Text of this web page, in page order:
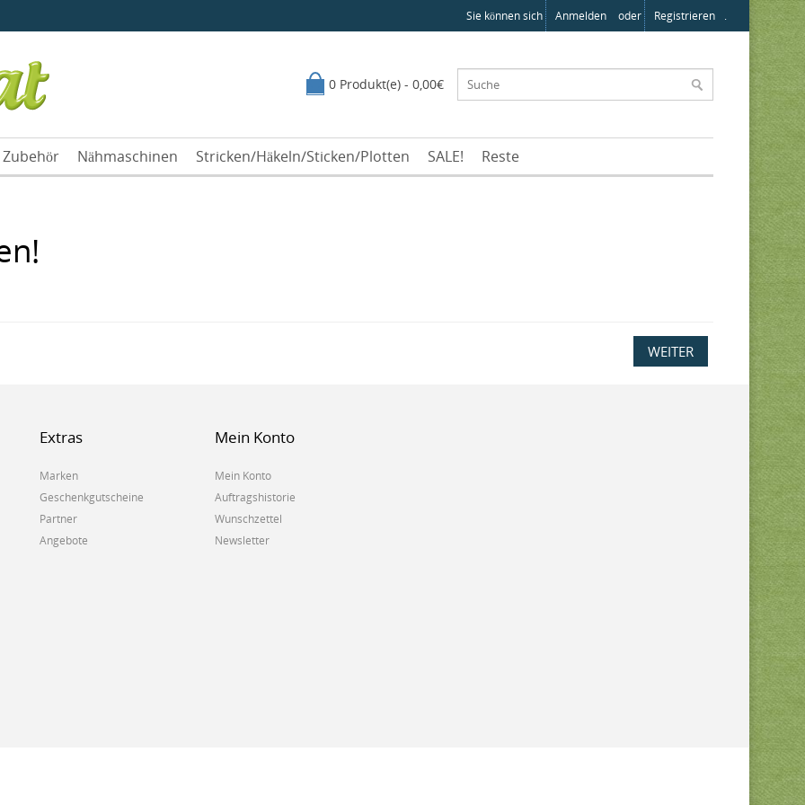
Sie können sich Anmelden oder Registrieren .
0 Produkt(e) - 0,00€
Zubehör Nähmaschinen Stricken/Häkeln/Sticken/Plotten SALE! Reste
WEITER
Extras
Marken
Geschenkgutscheine
Partner
Angebote
Mein Konto
Mein Konto
Auftragshistorie
Wunschzettel
Newsletter